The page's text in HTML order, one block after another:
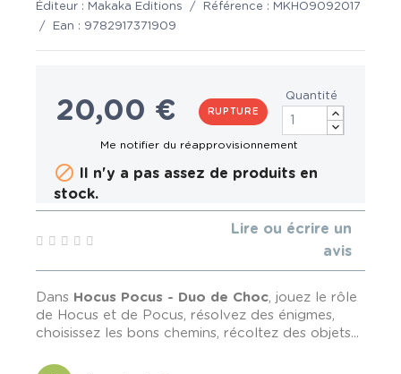
Éditeur : Makaka Editions / Référence : MKHO9092017
/
Ean : 9782917371909
20,00 € RUPTURE
Quantité
 Il n'y a pas assez de produits en
stock.
Lire ou écrire un
avis
Dans Hocus Pocus - Duo de Choc, jouez le rôle
de Hocus et de Pocus, résolvez des énigmes,
choisissez les bons chemins, récoltez des objets...